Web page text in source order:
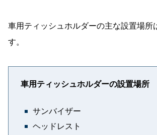
車用ティッシュホルダーの主な設置場所
す。
車用ティッシュホルダーの設置場所
サンバイザー
ヘッドレスト